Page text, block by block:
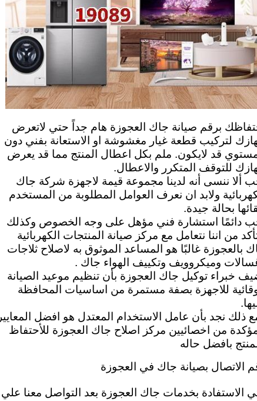
برقم صيانة جاك العجوزة هام جداً حتي لاتعرض
لتركيب قطعة غيار مغشوشة او الاستعانة بفني دون
قد لايكون. ملم بكل اعطال المنتج مما قد يعرض
للتوقف المتكرر والاعطال.
ألا ننسى أنه لدينا مجموعة قيمة لاجهزة شركة جاك
ولابد ان نعرف العوامل المطلوبة من المستخدم
بحالة جيدة.
دائمًا استشارة فني مؤهل على وجه الخصوص وكذلك
من اننا نتعامل مع مركز صيانة المنتجات الكهربائية
بالعجوزة غالبًا هو المساعد الموثوق به لاصلاح ثلاجات
وميكروويف وتكييف الهواء جاك .
خبراء توكيل جاك العجوزة بأن تنظيم موعيد الصيانة
للاجهزة بصفة مستمرة من اساسيات المحافظة
ذلك نجد بأن عامل الاستخدام المعتدل هو افضل المعايير
من اخصائيين مركز اصلاح جاك العجوزة للأحتفاظ
بافضل حاله
الاتصال بصيانة جاك في العجوزة
الاستفادة بخدمات جاك العجوزة بعد
التواصل معنا علي